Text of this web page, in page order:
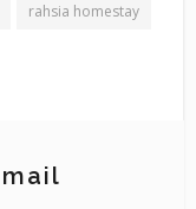
rahsia homestay